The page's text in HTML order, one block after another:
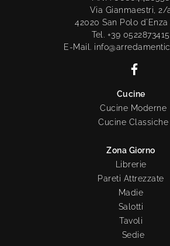
Via Gianmaestri, 2/
42020 San Polo d'Enza
Tel. +39 0522873415
E-Mail.
Cucine
Cucine Moderne
Cucine Classiche
Zona Giorno
Librerie
Pareti Attrezzate
Madie
Salotti
Tavoli
Sedie